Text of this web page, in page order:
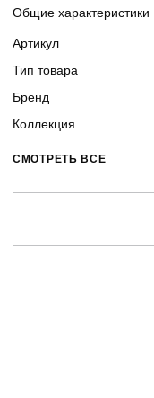
Общие характеристики
Артикул
Тип товара
Бренд
Коллекция
СМОТРЕТЬ ВСЕ